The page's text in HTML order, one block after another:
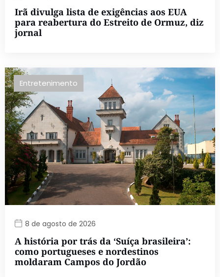
Irã divulga lista de exigências aos EUA
para reabertura do Estreito de Ormuz, diz
jornal
Entretenimento
8 de agosto de 2026
A história por trás da ‘Suíça brasileira’:
como portugueses e nordestinos
moldaram Campos do Jordão